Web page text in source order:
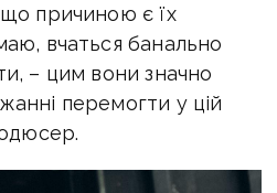
причиною є їх
вчаться банально
– цим вони значно
перемогти у цій